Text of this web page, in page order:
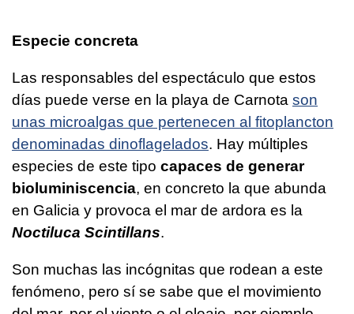
Especie concreta
Las responsables del espectáculo que estos
días puede verse en la playa de Carnota son
unas microalgas que pertenecen al fitoplancton
denominadas dinoflagelados. Hay múltiples
especies de este tipo capaces de generar
bioluminiscencia, en concreto la que abunda
en Galicia y provoca el mar de ardora es la
Noctiluca Scintillans.
Son muchas las incógnitas que rodean a este
fenómeno, pero sí se sabe que el movimiento